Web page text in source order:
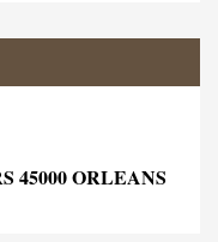
45000 ORLEANS